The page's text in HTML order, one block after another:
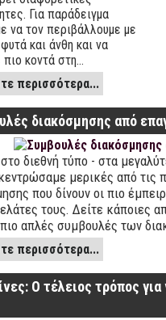
Για παράδειγμα
να τον περιβάλλουμε με
και άνθη και να
κοντά στη…
περισσότερα...
διακόσμησης από
διεθνή τύπο - στα
μερικές από τις
που δίνουν οι πιο
τους. Δείτε κάποιες
απλές συμβουλές των
περισσότερα...
Ο τέλειος τρόπος